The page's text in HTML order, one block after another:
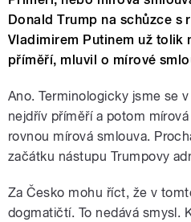
Donald Trump na schůzce s
Vladimirem Putinem už tolik
příměří, mluvil o mírové
Ano. Terminologicky jsme se
nejdřív příměří a potom
rovnou mírová smlouva.
začátku nástupu Trumpovy
Za Česko mohu říct, že v
dogmatičtí. To nedává smysl.